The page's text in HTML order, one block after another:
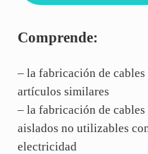
Comprende:
– la fabricación de
artículos similares
– la fabricación de
aislados no utilizables
electricidad